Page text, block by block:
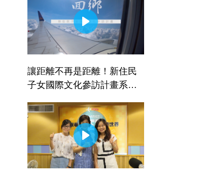
讓距離不再是距離！新住民
子女國際文化參訪計畫系列